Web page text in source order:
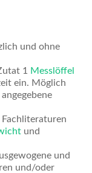
und ohne
1 Messlöffel
ein. Möglich
und
und
und/oder